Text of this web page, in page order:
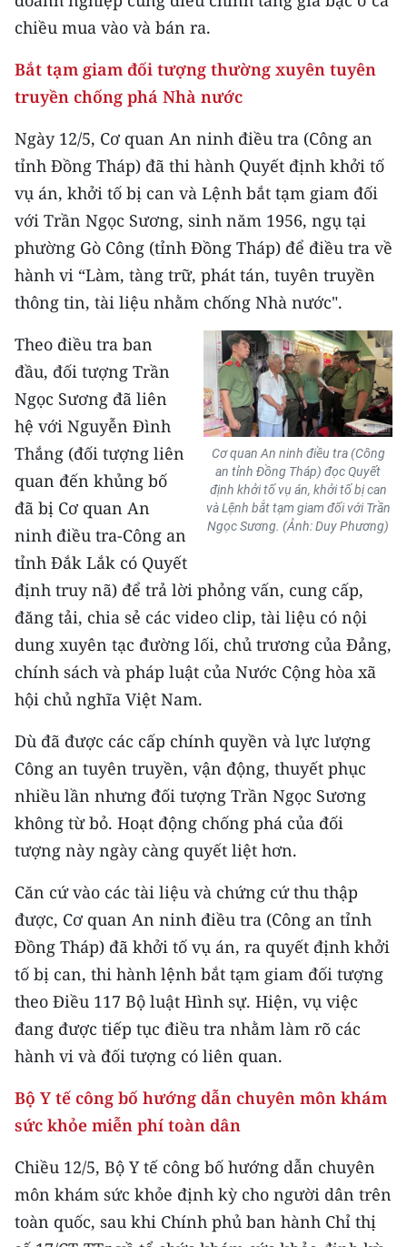
chiều mua vào và bán ra.
Bắt tạm giam đối tượng thường xuyên tuyên
truyền chống phá Nhà nước
Ngày 12/5, Cơ quan An ninh điều tra (Công an
tỉnh Đồng Tháp) đã thi hành Quyết định khởi tố
vụ án, khởi tố bị can và Lệnh bắt tạm giam đối
với Trần Ngọc Sương, sinh năm 1956, ngụ tại
phường Gò Công (tỉnh Đồng Tháp) để điều tra về
hành vi “Làm, tàng trữ, phát tán, tuyên truyền
thông tin, tài liệu nhằm chống Nhà nước".
Cơ quan An ninh điều tra (Công
an tỉnh Đồng Tháp) đọc Quyết
định khởi tố vụ án, khởi tố bị can
và Lệnh bắt tạm giam đối với Trần
Ngọc Sương. (Ảnh: Duy Phương)
Theo điều tra ban
đầu, đối tượng Trần
Ngọc Sương đã liên
hệ với Nguyễn Đình
Thắng (đối tượng liên
quan đến khủng bố
đã bị Cơ quan An
ninh điều tra-Công an
tỉnh Đắk Lắk có Quyết
định truy nã) để trả lời phỏng vấn, cung cấp,
đăng tải, chia sẻ các video clip, tài liệu có nội
dung xuyên tạc đường lối, chủ trương của Đảng,
chính sách và pháp luật của Nước Cộng hòa xã
hội chủ nghĩa Việt Nam.
Dù đã được các cấp chính quyền và lực lượng
Công an tuyên truyền, vận động, thuyết phục
nhiều lần nhưng đối tượng Trần Ngọc Sương
không từ bỏ. Hoạt động chống phá của đối
tượng này ngày càng quyết liệt hơn.
Căn cứ vào các tài liệu và chứng cứ thu thập
được, Cơ quan An ninh điều tra (Công an tỉnh
Đồng Tháp) đã khởi tố vụ án, ra quyết định khởi
tố bị can, thi hành lệnh bắt tạm giam đối tượng
theo Điều 117 Bộ luật Hình sự. Hiện, vụ việc
đang được tiếp tục điều tra nhằm làm rõ các
hành vi và đối tượng có liên quan.
Bộ Y tế công bố hướng dẫn chuyên môn khám
sức khỏe miễn phí toàn dân
Chiều 12/5, Bộ Y tế công bố hướng dẫn chuyên
môn khám sức khỏe định kỳ cho người dân trên
toàn quốc, sau khi Chính phủ ban hành Chỉ thị